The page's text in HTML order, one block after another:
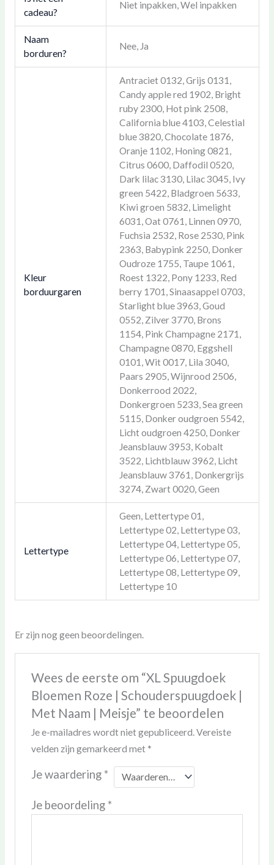
cadeau?
Niet inpakken, Wel inpakken
Naam
borduren?
Nee, Ja
Kleur
borduurgaren
Antraciet 0132, Grijs 0131,
Candy apple red 1902, Bright
ruby 2300, Hot pink 2508,
California blue 4103, Celestial
blue 3820, Chocolate 1876,
Oranje 1102, Honing 0821,
Citrus 0600, Daffodil 0520,
Dark lilac 3130, Lilac 3045, Ivy
green 5422, Bladgroen 5633,
Kiwi groen 5832, Limelight
6031, Oat 0761, Linnen 0970,
Fuchsia 2532, Rose 2530, Pink
2363, Babypink 2250, Donker
Oudroze 1755, Taupe 1061,
Roest 1322, Pony 1233, Red
berry 1701, Sinaasappel 0703,
Starlight blue 3963, Goud
0552, Zilver 3770, Brons
1154, Pink Champagne 2171,
Champagne 0870, Eggshell
0101, Wit 0017, Lila 3040,
Paars 2905, Wijnrood 2506,
Donkerrood 2022,
Donkergroen 5233, Sea green
5115, Donker oudgroen 5542,
Licht oudgroen 4250, Donker
Jeansblauw 3953, Kobalt
3522, Lichtblauw 3962, Licht
Jeansblauw 3761, Donkergrijs
3274, Zwart 0020, Geen
Lettertype
Geen, Lettertype 01,
Lettertype 02, Lettertype 03,
Lettertype 04, Lettertype 05,
Lettertype 06, Lettertype 07,
Lettertype 08, Lettertype 09,
Lettertype 10
Er zijn nog geen beoordelingen.
Wees de eerste om “XL Spuugdoek
Bloemen Roze | Schouderspuugdoek |
Met Naam | Meisje” te beoordelen
Je e-mailadres wordt niet gepubliceerd. Vereiste
velden zijn gemarkeerd met *
Je waardering *
Je beoordeling *